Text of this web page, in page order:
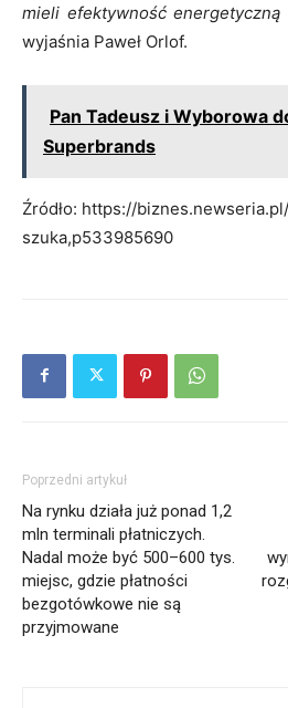
mieli efektywność energetyczną
wyjaśnia Paweł Orlof.
Pan Tadeusz i Wyborowa
Superbrands
Źródło: https://
szuka,p533985690
Poprzedni artykuł
Na rynku działa już ponad 1,2
mln terminali płatniczych.
Nadal może być 500–600 tys.
miejsc, gdzie płatności
bezgotówkowe nie są
przyjmowane